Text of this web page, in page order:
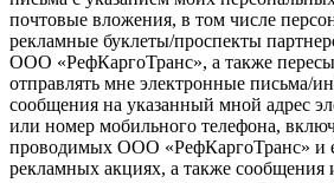
почтовые вложения, в том числе
рекламные буклеты/проспекты
ООО «РефКаргоТранс», а также
отправлять мне электронные письма/
сообщения на указанный мной адрес
или номер мобильного телефона,
проводимых ООО «РефКаргоТранс» и
рекламных акциях, а также сообщения